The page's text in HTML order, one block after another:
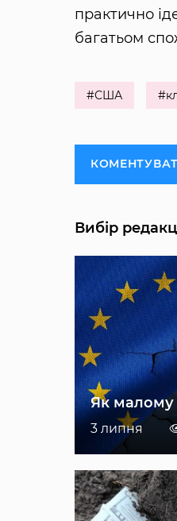
практично
багатьом
#США
Вибір
Як малому
3 липня